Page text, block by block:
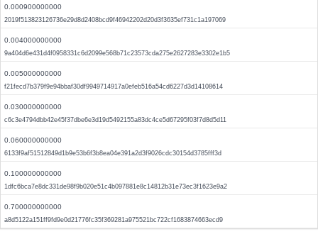
0.000900000000
2019f513823126736e29d8d2408bcd9f46942202d20d3f3635ef731c1a197069
0.004000000000
9a404d6e431d4f0958331c6d2099e568b71c23573cda275e2627283e3302e1b5
0.005000000000
f21fecd7b379f9e94bbaf30df9949714917a0efeb516a54cd6227d3d14108614
0.030000000000
c6c3e4794dbb42e45f37dbe6e3d19d5492155a83dc4ce5d67295f03f7d8d5d11
0.060000000000
6133f9af51512849d1b9e53b6f3b8ea04e391a2d3f9026cdc30154d3785fff3d
0.100000000000
1dfc6bca7e8dc331de98f9b020e51c4b097881e8c14812b31e73ec3f1623e9a2
0.700000000000
a8d5122a151ff9fd9e0d21776fc35f369281a975521bc722cf1683874663ecd9